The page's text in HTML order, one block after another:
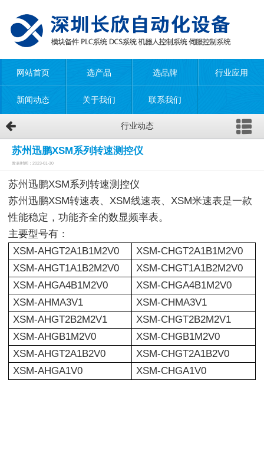
网站首页 选产品 选品牌 行业应用
新闻动态 关于我们 联系我们
行业动态
苏州迅鹏XSM系列转速测控仪
发表时间：2023-01-30
苏州迅鹏XSM系列转速测控仪
苏州迅鹏XSM转速表、XSM线速表、XSM米速表是一款
性能稳定，功能齐全的数显频率表。
主要型号有：
XSM-AHGT2A1B1M2V0
XSM-CHGT2A1B1M2V0
XSM-AHGT1A1B2M2V0
XSM-CHGT1A1B2M2V0
XSM-AHGA4B1M2V0
XSM-CHGA4B1M2V0
XSM-AHMA3V1
XSM-CHMA3V1
XSM-AHGT2B2M2V1
XSM-CHGT2B2M2V1
XSM-AHGB1M2V0
XSM-CHGB1M2V0
XSM-AHGT2A1B2V0
XSM-CHGT2A1B2V0
XSM-AHGA1V0
XSM-CHGA1V0